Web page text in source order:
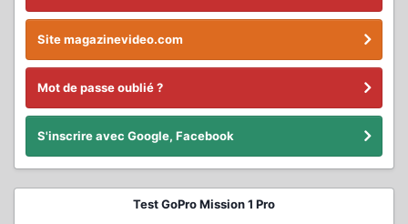
Site magazinevideo.com
Mot de passe oublié ?
S'inscrire avec Google, Facebook
Test GoPro Mission 1 Pro